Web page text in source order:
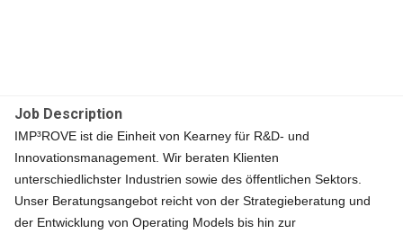
Job Description
IMP³ROVE ist die Einheit von Kearney für R&D- und
Innovationsmanagement. Wir beraten Klienten
unterschiedlichster Industrien sowie des öffentlichen Sektors.
Unser Beratungsangebot reicht von der Strategieberatung und
der Entwicklung von Operating Models bis hin zur